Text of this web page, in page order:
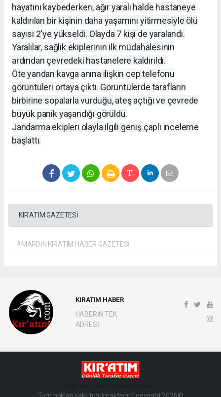
hayatını kaybederken, ağır yaralı halde hastaneye
kaldırılan bir kişinin daha yaşamını yitirmesiyle ölü
sayısı 2'ye yükseldi. Olayda 7 kişi de yaralandı.
Yaralılar, sağlık ekiplerinin ilk müdahalesinin
ardından çevredeki hastanelere kaldırıldı.
Öte yandan kavga anına ilişkin cep telefonu
görüntüleri ortaya çıktı. Görüntülerde tarafların
birbirine sopalarla vurduğu, ateş açtığı ve çevrede
büyük panik yaşandığı görüldü.
Jandarma ekipleri olayla ilgili geniş çaplı inceleme
başlattı.
KIR'ATIM GAZETESİ
#MARDİN KIRATIM HABER GAZETESİ
KIRATIM HABER
HABERİN TEK
ADRESİ
Tüm hakları saklı tutulmaktadır.Copyright 2026©